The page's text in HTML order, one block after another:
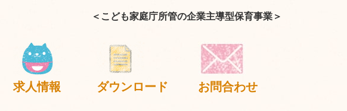
＜こども家庭庁所管の企業主導型保育事業＞
求人情報 ダウンロード お問合わせ